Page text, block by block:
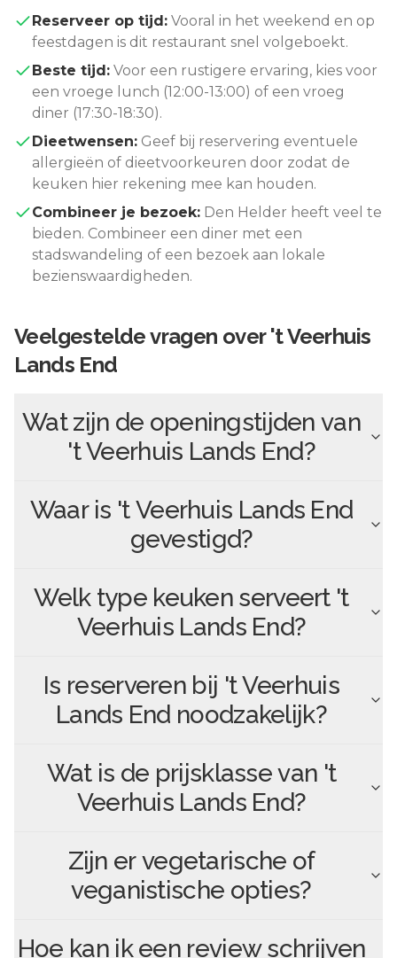
Reserveer op tijd: Vooral in het weekend en op
feestdagen is dit restaurant snel volgeboekt.
Beste tijd: Voor een rustigere ervaring, kies voor
een vroege lunch (12:00-13:00) of een vroeg
diner (17:30-18:30).
Dieetwensen: Geef bij reservering eventuele
allergieën of dieetvoorkeuren door zodat de
keuken hier rekening mee kan houden.
Combineer je bezoek: Den Helder heeft veel te
bieden. Combineer een diner met een
stadswandeling of een bezoek aan lokale
bezienswaardigheden.
Veelgestelde vragen over't Veerhuis
Lands End
Wat zijn de openingstijden van
't Veerhuis Lands End?
Waar is 't Veerhuis Lands End
gevestigd?
Welk type keuken serveert 't
Veerhuis Lands End?
Is reserveren bij 't Veerhuis
Lands End noodzakelijk?
Wat is de prijsklasse van 't
Veerhuis Lands End?
Zijn er vegetarische of
veganistische opties?
Hoe kan ik een review schrijven